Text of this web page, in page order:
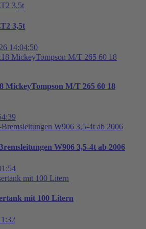
3,5t
14:04:50
MickeyTompson M/T 265 60 18
W906 3,5-4t ab 2006
mit 100 Litern